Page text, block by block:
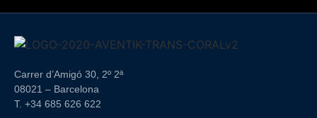
Carrer d’Amigó 30, 2º 2ª
08021 – Barcelona
T. +34 685 626 622